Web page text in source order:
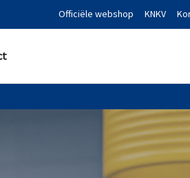
Officiële webshop KNKV